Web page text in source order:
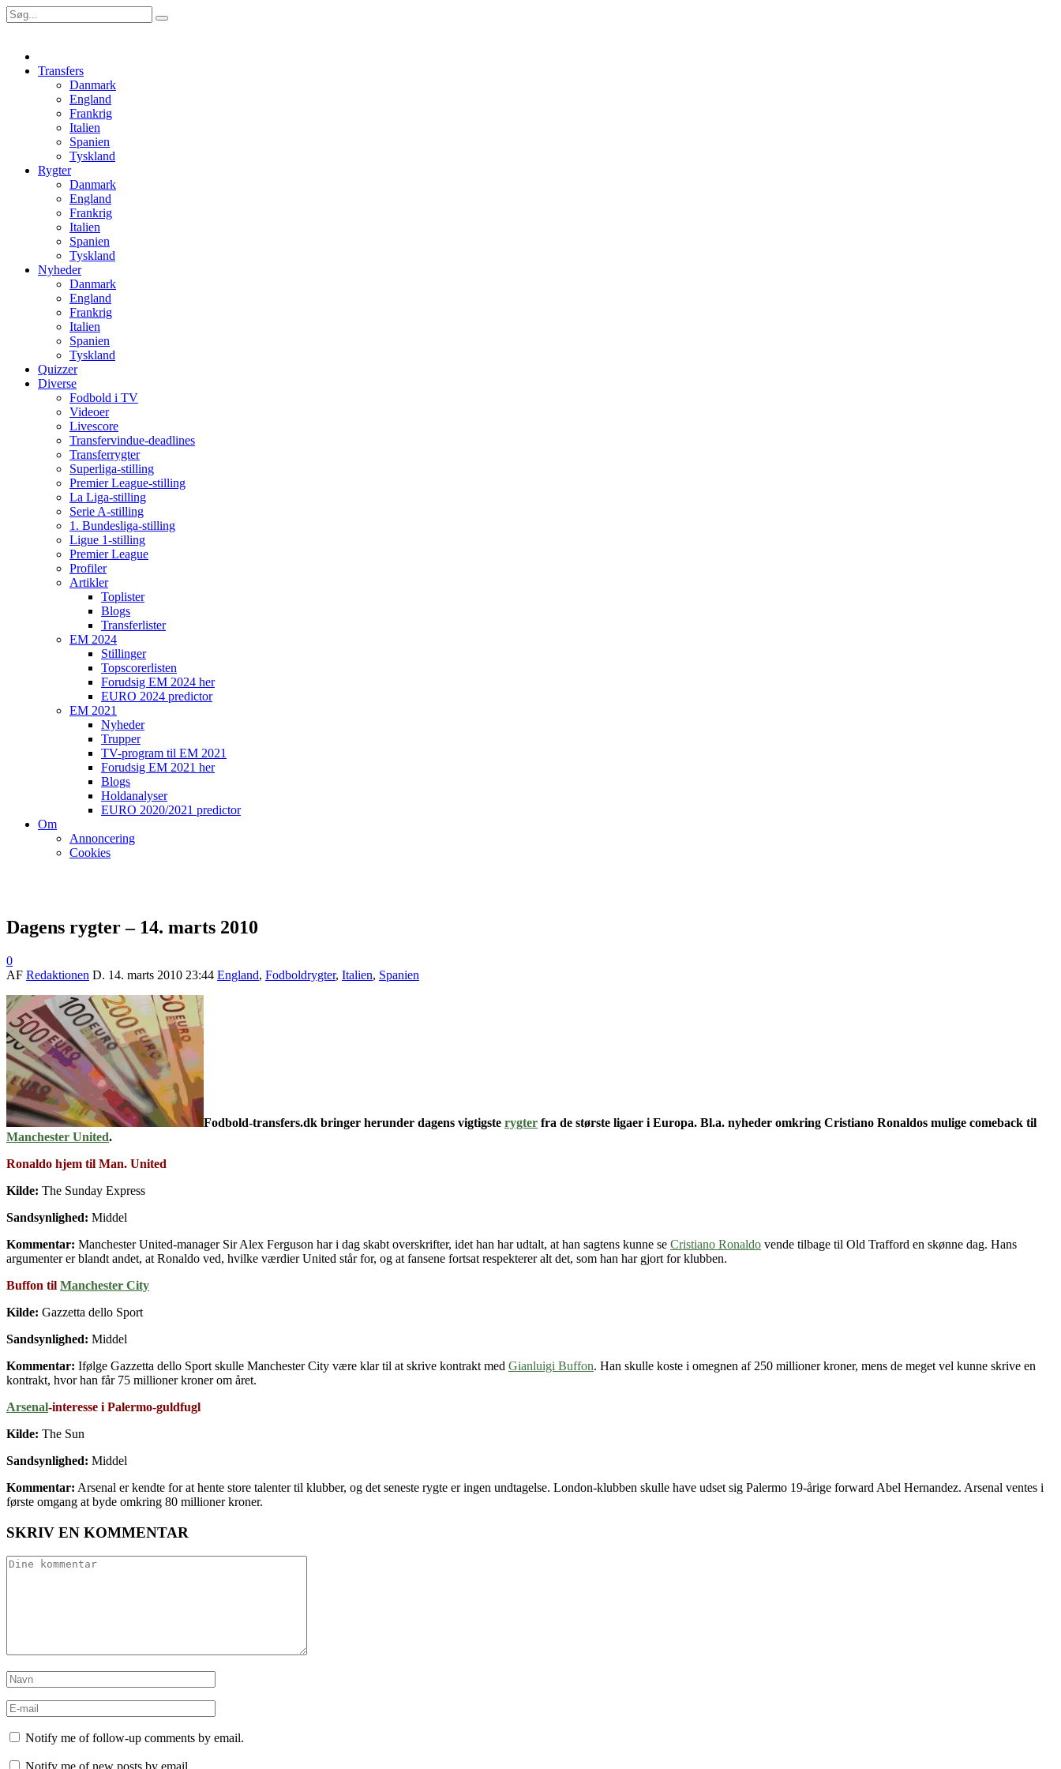
Transfers
Danmark
England
Frankrig
Italien
Spanien
Tyskland
Rygter
Danmark
England
Frankrig
Italien
Spanien
Tyskland
Nyheder
Danmark
England
Frankrig
Italien
Spanien
Tyskland
Quizzer
Diverse
Fodbold i TV
Videoer
Livescore
Transfervindue-deadlines
Transferrygter
Superliga-stilling
Premier League-stilling
La Liga-stilling
Serie A-stilling
1. Bundesliga-stilling
Ligue 1-stilling
Premier League
Profiler
Artikler
Toplister
Blogs
Transferlister
EM 2024
Stillinger
Topscorerlisten
Forudsig EM 2024 her
EURO 2024 predictor
EM 2021
Nyheder
Trupper
TV-program til EM 2021
Forudsig EM 2021 her
Blogs
Holdanalyser
EURO 2020/2021 predictor
Om
Annoncering
Cookies
Dagens rygter – 14. marts 2010
0
AF Redaktionen D. 14. marts 2010 23:44 England, Fodboldrygter, Italien, Spanien
Fodbold-transfers.dk bringer herunder dagens vigtigste rygter fra de største ligaer i Europa. Bl.a. nyheder omkring Cristiano Ronaldos mulige comeback til
Manchester United.
Ronaldo hjem til Man. United
Kilde: The Sunday Express
Sandsynlighed: Middel
Kommentar: Manchester United-manager Sir Alex Ferguson har i dag skabt overskrifter, idet han har udtalt, at han sagtens kunne se Cristiano Ronaldo vende tilbage til Old Trafford en skønne dag. Hans
argumenter er blandt andet, at Ronaldo ved, hvilke værdier United står for, og at fansene fortsat respekterer alt det, som han har gjort for klubben.
Buffon til Manchester City
Kilde: Gazzetta dello Sport
Sandsynlighed: Middel
Kommentar: Ifølge Gazzetta dello Sport skulle Manchester City være klar til at skrive kontrakt med Gianluigi Buffon. Han skulle koste i omegnen af 250 millioner kroner, mens de meget vel kunne skrive en
kontrakt, hvor han får 75 millioner kroner om året.
Arsenal-interesse i Palermo-guldfugl
Kilde: The Sun
Sandsynlighed: Middel
Kommentar: Arsenal er kendte for at hente store talenter til klubber, og det seneste rygte er ingen undtagelse. London-klubben skulle have udset sig Palermo 19-årige forward Abel Hernandez. Arsenal ventes i
første omgang at byde omkring 80 millioner kroner.
SKRIV EN KOMMENTAR
Notify me of follow-up comments by email.